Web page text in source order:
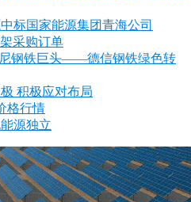
标国家能源集团青海公司
采购订单
钢铁巨头——德信钢铁绿色转
积极应对布局
格行情
源独立